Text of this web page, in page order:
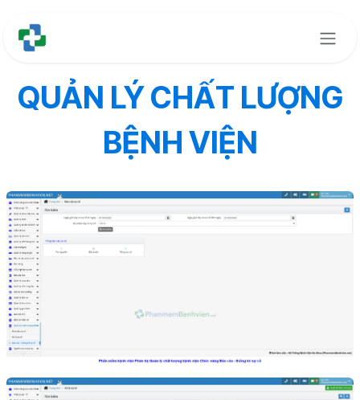
QUẢN LÝ CHẤT LƯỢNG
BỆNH VIỆN